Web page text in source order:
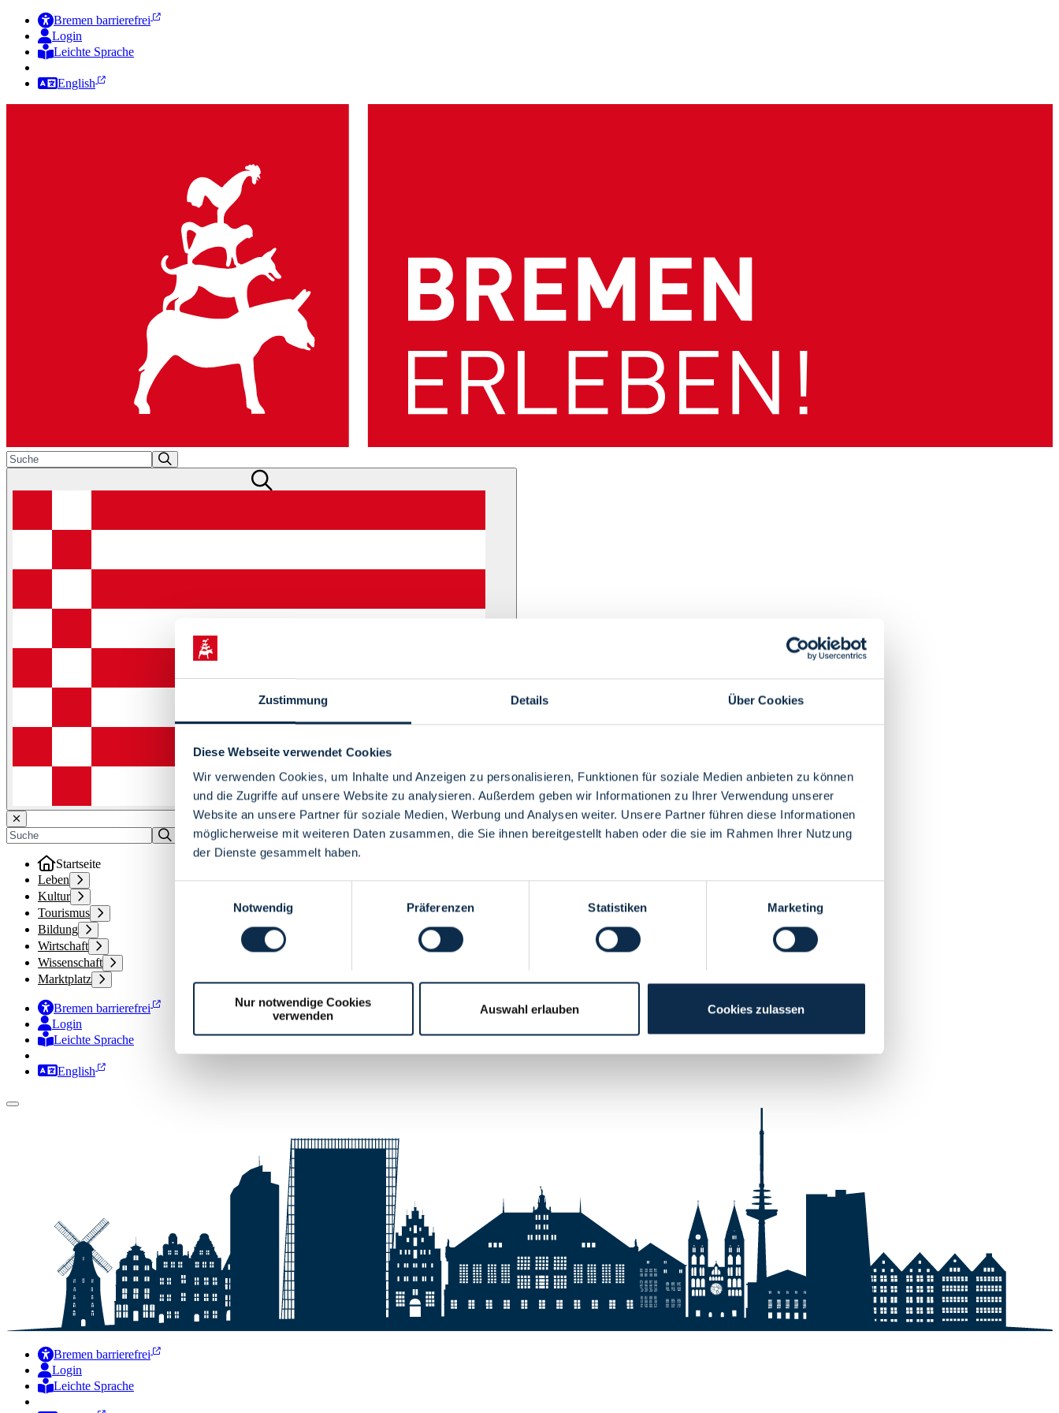
Zustimmung Details Über Cookies
Diese Webseite verwendet Cookies
Wir verwenden Cookies, um Inhalte und Anzeigen zu personalisieren, Funktionen für soziale Medien anbieten zu können
und die Zugriffe auf unsere Website zu analysieren. Außerdem geben wir Informationen zu Ihrer Verwendung unserer
Website an unsere Partner für soziale Medien, Werbung und Analysen weiter. Unsere Partner führen diese Informationen
möglicherweise mit weiteren Daten zusammen, die Sie ihnen bereitgestellt haben oder die sie im Rahmen Ihrer Nutzung
der Dienste gesammelt haben.
Notwendig
Präferenzen Statistiken Marketing
Nur notwendige Cookies
verwenden
Auswahl erlauben Cookies zulassen
Bremen barrierefrei
Login
Leichte Sprache
English
Menü
Startseite
Leben
Kultur
Tourismus
Bildung
Wirtschaft
Wissenschaft
Marktplatz
Bremen barrierefrei
Login
Leichte Sprache
Zur Deutschen Gebärdensprache
English
Bremen barrierefrei
Login
Leichte Sprache